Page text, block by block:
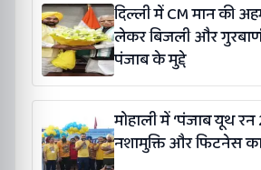
दिल्ली में CM मान की
लेकर बिजली और
पंजाब के मुद्दे
मोहाली में ‘पंजाब यूथ रन
नशामुक्ति और फिटनेस